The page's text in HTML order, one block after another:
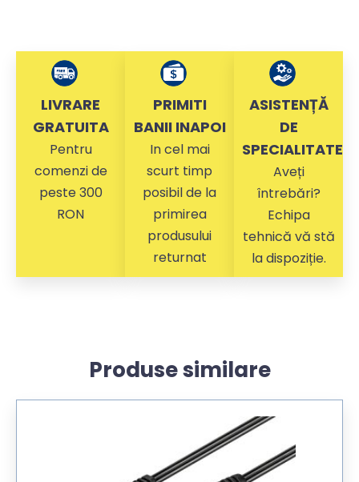
LIVRARE
GRATUITA
Pentru
comenzi de
peste 300
RON
PRIMITI
BANII INAPOI
In cel mai
scurt timp
posibil de la
primirea
produsului
returnat
ASISTENȚĂ
DE
SPECIALITATE
Aveți
întrebări?
Echipa
tehnică vă stă
la dispoziție.
Produse similare